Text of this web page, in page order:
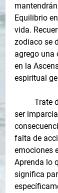
Equilibrio
vida.
zodiaco se
agrego una
en la
espiritual
Trate
ser
falta de
emociones
Aprenda lo
significa